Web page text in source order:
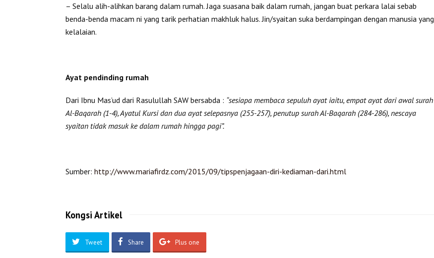
– Selalu alih-alihkan barang dalam rumah. Jaga suasana baik dalam rumah, jangan buat perkara lalai sebab
benda-benda macam ni yang tarik perhatian makhluk halus. Jin/syaitan suka berdampingan dengan manusia yang
kelalaian.
Ayat pendinding rumah
Dari Ibnu Mas’ud dari Rasulullah SAW bersabda : “sesiapa membaca sepuluh ayat iaitu, empat ayat dari awal surah
Al-Baqarah (1-4), Ayatul Kursi dan dua ayat selepasnya (255-257), penutup surah Al-Baqarah (284-286), nescaya
syaitan tidak masuk ke dalam rumah hingga pagi”.
Sumber: http://www.mariafirdz.com/2015/09/tipspenjagaan-diri-kediaman-dari.html
Kongsi Artikel
Tweet Share Plus one